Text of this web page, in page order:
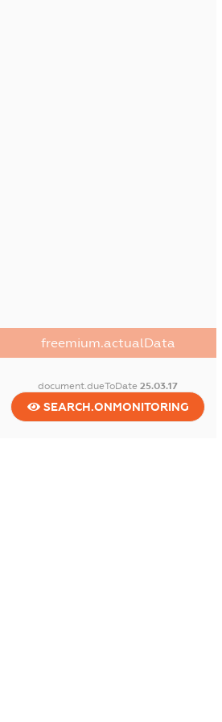
freemium.actualData
document.dueToDate25.03.17
SEARCH.ONMONITORING